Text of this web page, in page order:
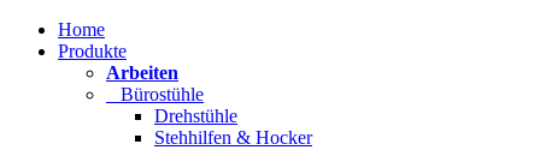
Home
Produkte
Arbeiten
Bürostühle
Drehstühle
Stehhilfen & Hocker